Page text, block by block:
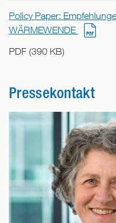
Policy Paper:
WÄRMEWENDE
PDF (390 KB)
Pressekontakt